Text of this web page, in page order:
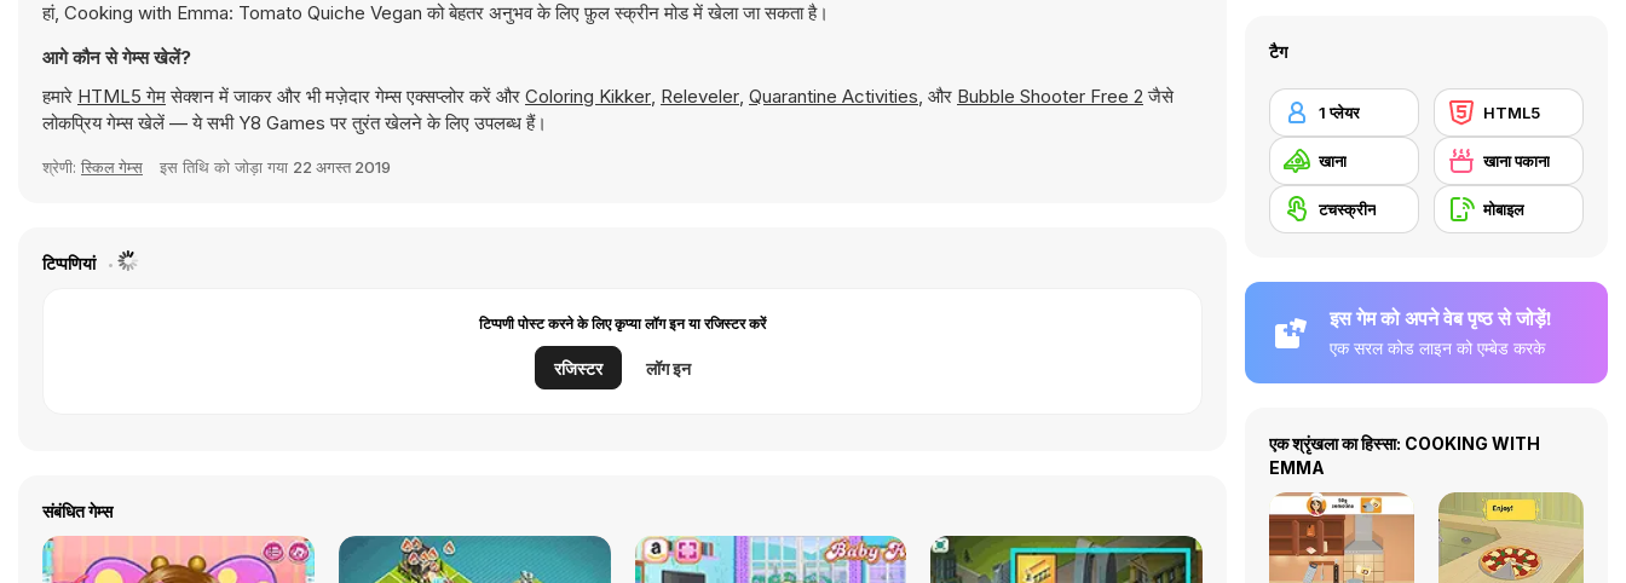
हां, Cooking with Emma: Tomato Quiche Vegan को बेहतर अनुभव के लिए फ़ुल स्क्रीन मोड में खेला जा सकता है।
आगे कौन से गेम्स खेलें?
हमारे HTML5 गेमसेक्शन में जाकर और भी मज़ेदार गेम्स एक्सप्लोर करें और Coloring Kikker, Releveler, Quarantine Activities, और Bubble Shooter Free 2 जैसे
लोकप्रिय गेम्स खेलें — ये सभी Y8 Games पर तुरंत खेलने के लिए उपलब्ध हैं।
श्रेणी: स्किल गेम्स इस तिथि को जोड़ा गया 22 अगस्त 2019
टिप्पणियां
टिप्पणी पोस्ट करने के लिए कृप्या लॉग इन या रजिस्टर करें
रजिस्टर लॉग इन
संबंधित गेम्स
टैग
1 प्लेयर HTML5
खाना खाना पकाना
टचस्क्रीन मोबाइल
इस गेम को अपने वेब पृष्ठ से जोड़ें!
एक सरल कोड लाइन को एम्बेड करके
एक श्रृंखला का हिस्सा: COOKING WITH
EMMA